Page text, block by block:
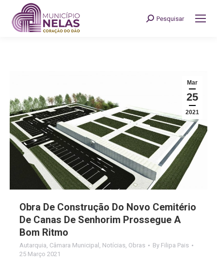
Search:
Pesquisar
Mar
25
2021
Obra De Construção Do Novo Cemitério
De Canas De Senhorim Prossegue A
Bom Ritmo
Autarquia, Câmara Municipal , Notícias, Obras By Filipa Pais
25 Março 2021